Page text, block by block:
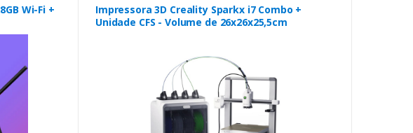
Wi-Fi +
Impressora 3D Creality Sparkx i7 Combo +
Unidade CFS - Volume de 26x26x25,5cm